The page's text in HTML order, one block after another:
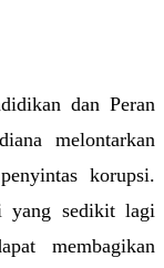
dan Peran
melontarkan
korupsi.
yang sedikit lagi
membagikan